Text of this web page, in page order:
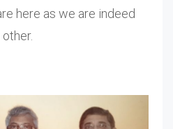
here as we are indeed